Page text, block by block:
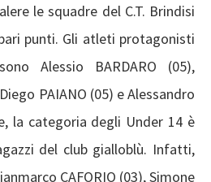
le squadre del C.T. Brindisi
punti. Gli atleti protagonisti
Alessio BARDARO (05),
PAIANO (05) e Alessandro
la categoria degli Under 14 è
del club gialloblù. Infatti,
CAFORIO (03), Simone